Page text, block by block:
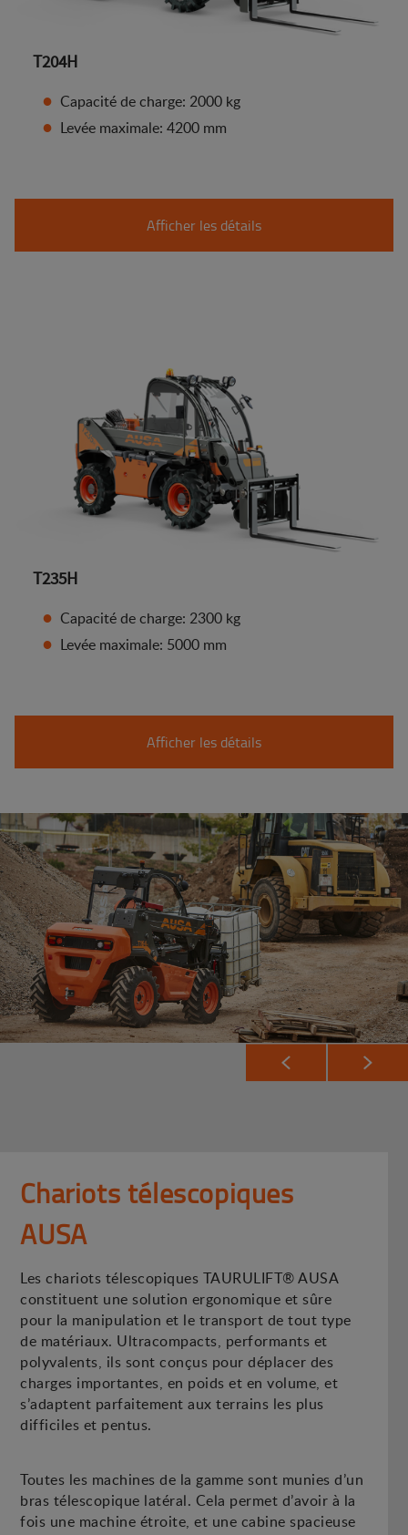
T204H
Capacité de charge: 2000 kg
Levée maximale: 4200 mm
Afficher les détails
T235H
Capacité de charge: 2300 kg
Levée maximale: 5000 mm
Afficher les détails
Chariots télescopiques
AUSA
Les chariots télescopiques TAURULIFT® AUSA
constituent une solution ergonomique et sûre
pour la manipulation et le transport de tout type
de matériaux. Ultracompacts, performants et
polyvalents, ils sont conçus pour déplacer des
charges importantes, en poids et en volume, et
s’adaptent parfaitement aux terrains les plus
difficiles et pentus.
Toutes les machines de la gamme sont munies d’un
bras télescopique latéral. Cela permet d’avoir à la
fois une machine étroite, et une cabine spacieuse